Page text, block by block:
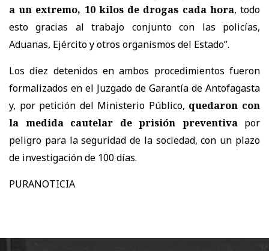
a un extremo, 10 kilos de drogas cada hora, todo
esto gracias al trabajo conjunto con las policías,
Aduanas, Ejército y otros organismos del Estado”.
Los diez detenidos en ambos procedimientos fueron
formalizados en el Juzgado de Garantía de Antofagasta
y, por petición del Ministerio Público, quedaron con
la medida cautelar de prisión preventivapor
peligro para la seguridad de la sociedad, con un plazo
de investigación de 100 días.
PURANOTICIA